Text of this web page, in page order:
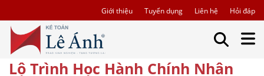
Giới thiệu Tuyển dụng Liên hệ Hỏi đáp
Lộ Trình Học Hành Chính Nhân